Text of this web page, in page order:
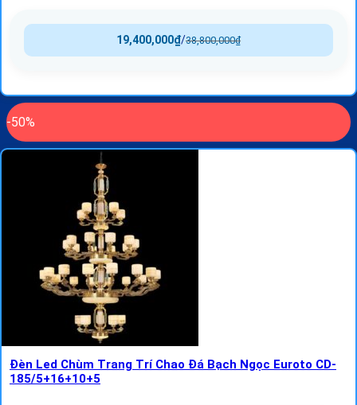
38,800,000₫
/
19,400,000₫
-50%
Đèn Led Chùm Trang Trí Chao Đá Bạch Ngọc Euroto CD-
185/5+16+10+5